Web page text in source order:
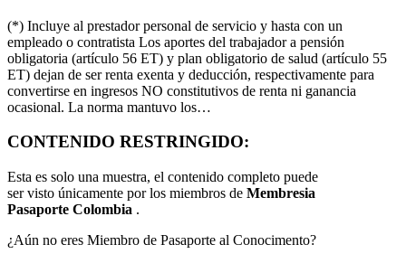
(*) Incluye al prestador personal de servicio y hasta con un
empleado o contratista Los aportes del trabajador a pensión
obligatoria (artículo 56 ET) y plan obligatorio de salud (artículo 55
ET) dejan de ser renta exenta y deducción, respectivamente para
convertirse en ingresos NO constitutivos de renta ni ganancia
ocasional. La norma mantuvo los…
CONTENIDO RESTRINGIDO:
Esta es solo una muestra, el contenido completo puede
ser visto únicamente por los miembros de Membresia
Pasaporte Colombia .
¿Aún no eres Miembro de Pasaporte al Conocimento?